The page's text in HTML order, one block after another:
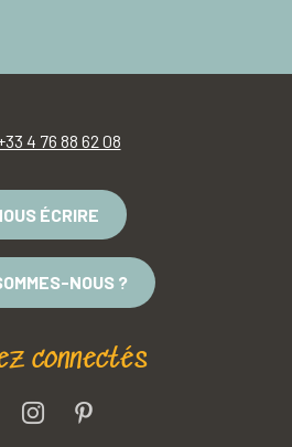
4 76 88 62 08
ÉCRIRE
NOUS ?
connectés